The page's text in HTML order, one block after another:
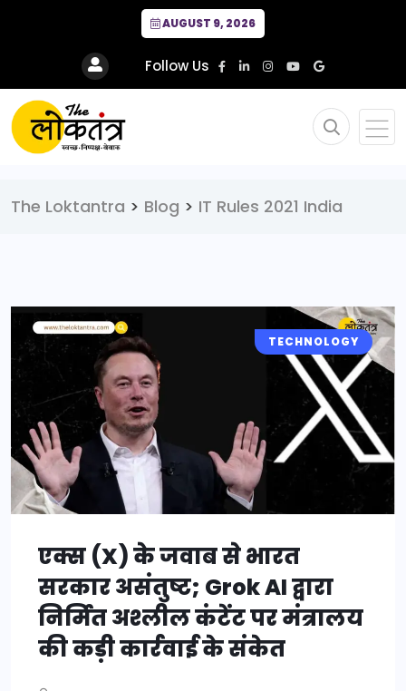
AUGUST 9, 2026
Follow Us
The Loktantra > Blog > IT Rules 2021 India
TECHNOLOGY
एक्स (X) के जवाब से भारत
सरकार असंतुष्ट; Grok AI द्वारा
निर्मित अश्लील कंटेंट पर मंत्रालय
की कड़ी कार्रवाई के संकेत